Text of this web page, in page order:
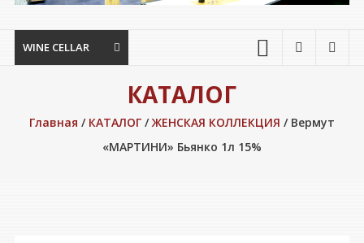
WINE CELLAR
КАТАЛОГ
Главная / КАТАЛОГ/ЖЕНСКАЯ КОЛЛЕКЦИЯ / Вермут
«МАРТИНИ» Бьянко 1л 15%